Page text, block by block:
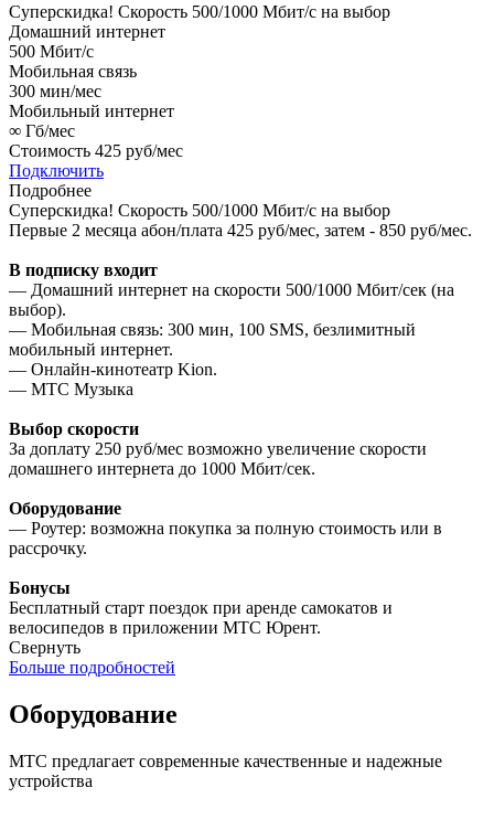
Суперскидка! Скорость 500/1000 Мбит/с на выбор
Домашний интернет
500 Мбит/с
Мобильная связь
300 мин/мес
Мобильный интернет
∞ Гб/мес
Стоимость 425 руб/мес
Подключить
Подробнее
Суперскидка! Скорость 500/1000 Мбит/с на выбор
Первые 2 месяца абон/плата 425 руб/мес, затем - 850 руб/мес.
В подписку входит
— Домашний интернет на скорости 500/1000 Мбит/сек (на
выбор).
— Мобильная связь: 300 мин, 100 SMS, безлимитный
мобильный интернет.
— Онлайн-кинотеатр Kion.
— МТС Музыка
Выбор скорости
За доплату 250 руб/мес возможно увеличение скорости
домашнего интернета до 1000 Мбит/сек.
Оборудование
— Роутер: возможна покупка за полную стоимость или в
рассрочку.
Бонусы
Бесплатный старт поездок при аренде самокатов и
велосипедов в приложении МТС Юрент.
Свернуть
Больше подробностей
Оборудование
МТС предлагает современные качественные и надежные
устройства